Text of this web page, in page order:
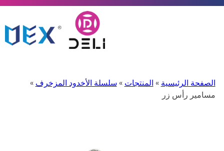
الصفحة الرئيسية » المنتجات » سلسلة الأخدود المزخرف »
مسامير رأس زر